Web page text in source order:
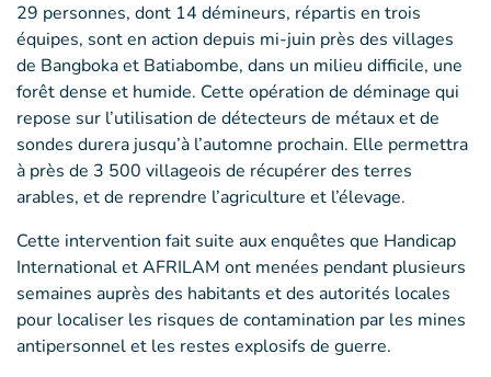
29 personnes, dont 14 démineurs, répartis en trois
équipes, sont en action depuis mi-juin près des villages
de Bangboka et Batiabombe, dans un milieu difficile, une
forêt dense et humide. Cette opération de déminage qui
repose sur l’utilisation de détecteurs de métaux et de
sondes durera jusqu’à l’automne prochain. Elle permettra
à près de 3 500 villageois de récupérer des terres
arables, et de reprendre l’agriculture et l’élevage.
Cette intervention fait suite aux enquêtes que Handicap
International et AFRILAM ont menées pendant plusieurs
semaines auprès des habitants et des autorités locales
pour localiser les risques de contamination par les mines
antipersonnel et les restes explosifs de guerre.